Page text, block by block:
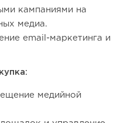
кампаниями на
медиа.
email-маркетинга и
медийной